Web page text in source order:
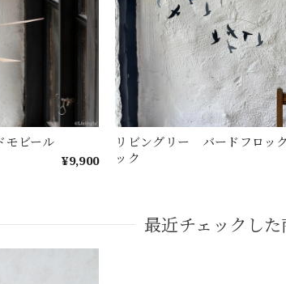
ビール
¥9,900
リビングリー バードフロッ
ック
最近チェックし